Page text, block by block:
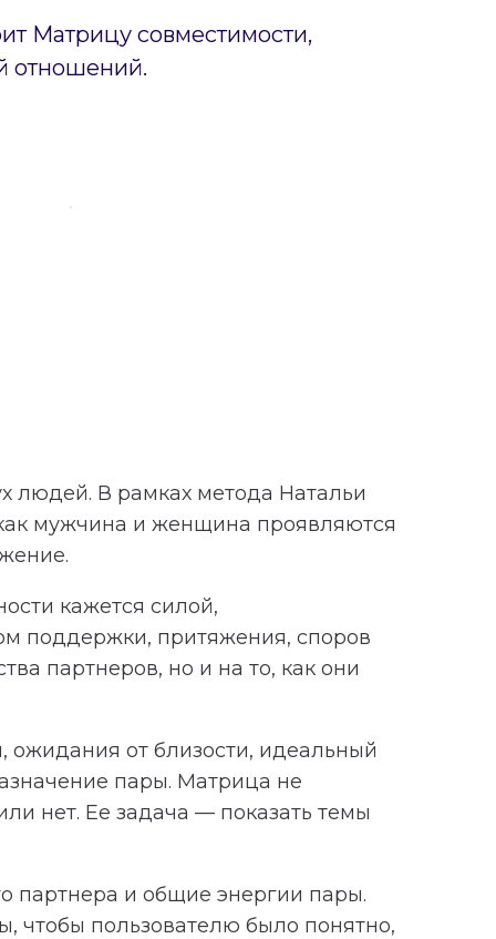
Матрицу совместимости,
отношений.
людей. В рамках метода Натальи
мужчина и женщина проявляются
кажется силой,
поддержки, притяжения, споров
партнеров, но и на то, как они
ожидания от близости, идеальный
пары. Матрица не
нет. Ее задача — показать темы
партнера и общие энергии пары.
чтобы пользователю было понятно,